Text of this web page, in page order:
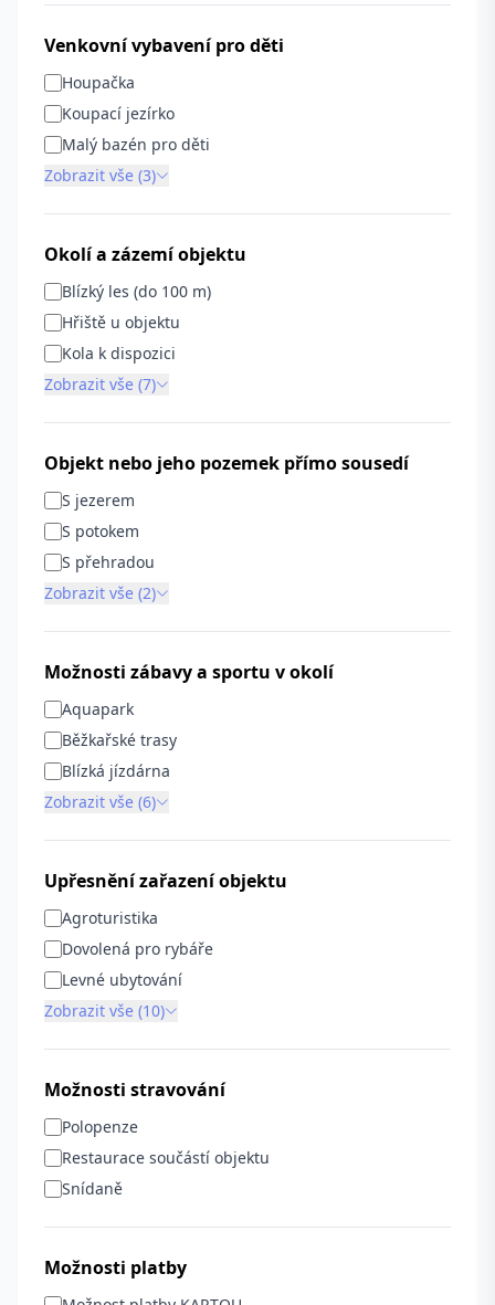
Venkovní vybavení pro děti
Houpačka
Koupací jezírko
Malý bazén pro děti
Zobrazit vše (3)
Okolí a zázemí objektu
Blízký les (do 100 m)
Hřiště u objektu
Kola k dispozici
Zobrazit vše (7)
Objekt nebo jeho pozemek přímo sousedí
S jezerem
S potokem
S přehradou
Zobrazit vše (2)
Možnosti zábavy a sportu v okolí
Aquapark
Běžkařské trasy
Blízká jízdárna
Zobrazit vše (6)
Upřesnění zařazení objektu
Agroturistika
Dovolená pro rybáře
Levné ubytování
Zobrazit vše (10)
Možnosti stravování
Polopenze
Restaurace součástí objektu
Snídaně
Možnosti platby